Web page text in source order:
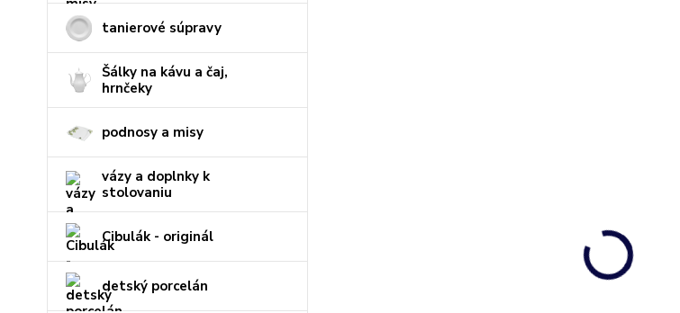
tanierové súpravy
Šálky na kávu a čaj,
hrnčeky
podnosy a misy
vázy a doplnky k
stolovaniu
Cibulák - originál
detský porcelán